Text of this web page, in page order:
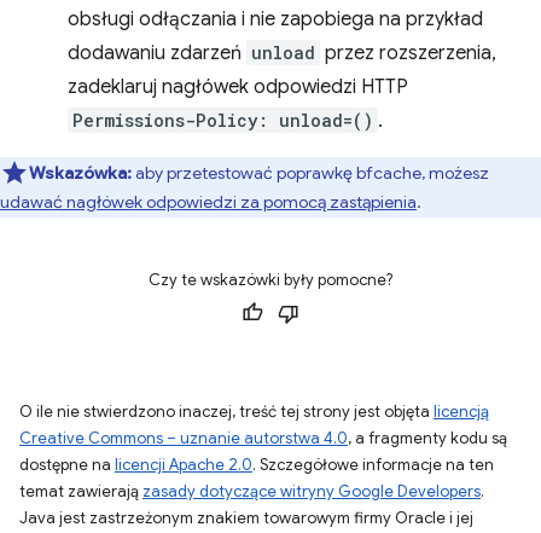
obsługi odłączania i nie zapobiega na przykład
dodawaniu zdarzeń unload przez rozszerzenia,
zadeklaruj nagłówek odpowiedzi HTTP
Permissions-Policy: unload=() .
Wskazówka:aby przetestować poprawkę bfcache, możesz
udawać nagłówek odpowiedzi za pomocą zastąpienia.
Czy te wskazówki były pomocne?
O ile nie stwierdzono inaczej, treść tej strony jest objęta licencją
Creative Commons – uznanie autorstwa 4.0, a fragmenty kodu są
dostępne na licencji Apache 2.0. Szczegółowe informacje na ten
temat zawierają zasady dotyczące witryny Google Developers.
Java jest zastrzeżonym znakiem towarowym firmy Oracle i jej